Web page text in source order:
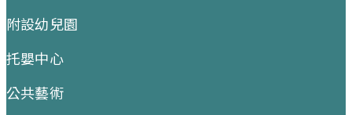
附設幼兒園
托嬰中心
公共藝術